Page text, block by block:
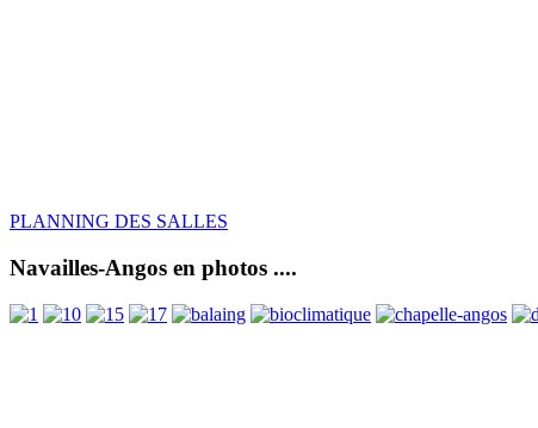
PLANNING DES SALLES
Navailles-Angos en photos ....